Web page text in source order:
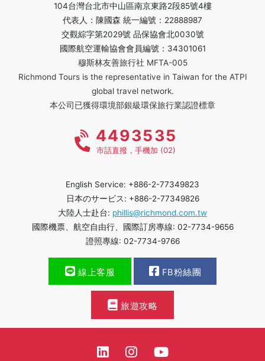
104台灣台北市中山區南京東路2段85號4樓
代表人：陳國森 統一編號：22888987
交觀綜字第2029號 品保協會北0030號
國際航空運輸協會會員編號：34301061
穆斯林友善旅行社 MFTA-005
Richmond Tours is the representative in Taiwan for the ATPI
global travel network.
本公司已獲得環境部銀級環保旅行業認證標章
4493535
市話直撥，手機加 (02)
English Service: +886-2-77349823
日本のサービス: +886-2-77349826
大陸人士赴台: phillis@richmond.com.tw
國際機票、航空自由行、國際訂房專線: 02-7734-9656
證照專線: 02-7734-9766
線上客服 FB粉絲團
旅遊攻略